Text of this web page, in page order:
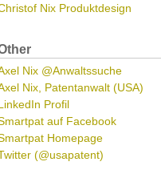
Nix Produktdesign
Nix @Anwaltssuche
Nix, Patentanwalt (USA)
Profil
auf Facebook
Homepage
(@usapatent)